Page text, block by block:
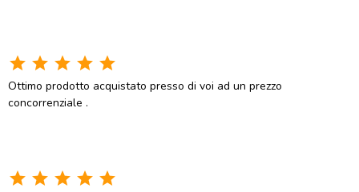
star star star star star
Ottimo prodotto acquistato presso di voi ad un prezzo
concorrenziale .
star star star star star